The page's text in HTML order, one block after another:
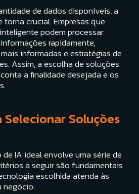
de dados disponíveis, a
crucial. Empresas que
podem processar
rapidamente,
informadas e estratégias de
Assim, a escolha de soluções
a finalidade desejada e os
Soluções
IA ideal envolve uma série de
a seguir são fundamentais
escolhida atenda às
negócio: